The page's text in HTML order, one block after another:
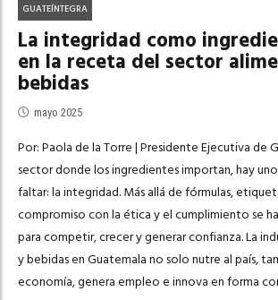
GUATEÍNTEGRA
La integridad como
en la receta del sector
bebidas
mayo 2025
Por: Paola de la Torre | Presidente Ejecutiva de
sector donde los ingredientes importan, hay
faltar: la integridad. Más allá de fórmulas,
compromiso con la ética y el cumplimiento se
para competir, crecer y generar confianza. La
y bebidas en Guatemala no solo nutre al país,
economía, genera empleo e innova en forma